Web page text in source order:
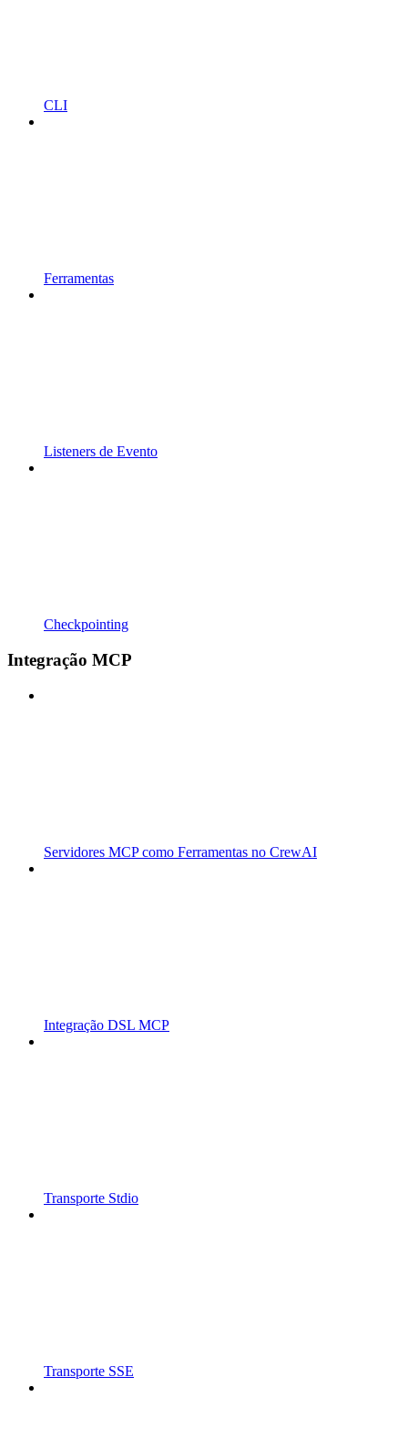
CLI
Ferramentas
Listeners de Evento
Checkpointing
Integração MCP
Servidores MCP como Ferramentas no CrewAI
Integração DSL MCP
Transporte Stdio
Transporte SSE